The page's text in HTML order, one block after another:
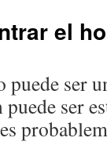
el
ser
ser